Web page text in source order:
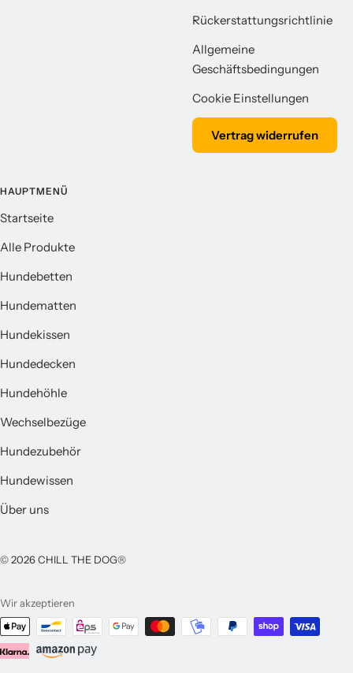
Rückerstattungsrichtlinie
Allgemeine
Geschäftsbedingungen
Cookie Einstellungen
Vertrag widerrufen
HAUPTMENÜ
Startseite
Alle Produkte
Hundebetten
Hundematten
Hundekissen
Hundedecken
Hundehöhle
Wechselbezüge
Hundezubehör
Hundewissen
Über uns
© 2026 CHILL THE DOG®
Wir akzeptieren